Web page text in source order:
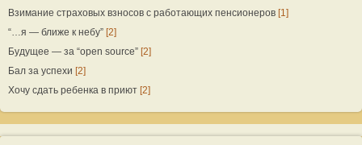
Взимание страховых взносов с работающих пенсионеров [1]
“…я — ближе к небу” [2]
Будущее — за “open source” [2]
Бал за успехи [2]
Хочу сдать ребенка в приют [2]